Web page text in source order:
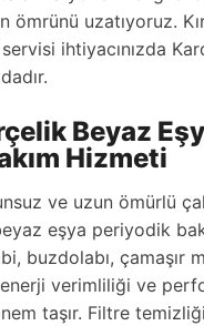
ömrünü uzatıyoruz.
ihtiyacınızda
Beyaz
Hizmeti
ve uzun ömürlü
eşya periyodik
buzdolabı, çamaşır
enerji verimliliği ve
taşır. Filtre